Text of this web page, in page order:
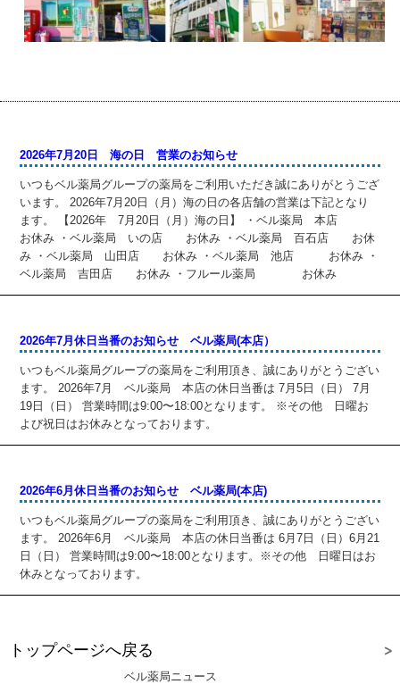
2026年7月20日 海の日 営業のお知らせ
いつもベル薬局グループの薬局をご利用いただき誠にありがとうござ
います。 2026年7月20日（月）海の日の各店舗の営業は下記となり
ます。 【2026年 7月20日（月）海の日】 ・ベル薬局 本店
お休み ・ベル薬局 いの店 お休み ・ベル薬局 百石店 お休
み ・ベル薬局 山田店 お休み ・ベル薬局 池店 お休み ・
ベル薬局 吉田店 お休み ・フルール薬局 お休み
2026年7月休日当番のお知らせ ベル薬局(本店）
いつもベル薬局グループの薬局をご利用頂き、誠にありがとうござい
ます。 2026年7月 ベル薬局 本店の休日当番は 7月5日（日） 7月
19日（日） 営業時間は9:00〜18:00となります。 ※その他 日曜お
よび祝日はお休みとなっております。
2026年6月休日当番のお知らせ ベル薬局(本店)
いつもベル薬局グループの薬局をご利用頂き、誠にありがとうござい
ます。 2026年6月 ベル薬局 本店の休日当番は 6月7日（日）6月21
日（日） 営業時間は9:00〜18:00となります。※その他 日曜日はお
休みとなっております。
トップページへ戻る
ベル薬局ニュース